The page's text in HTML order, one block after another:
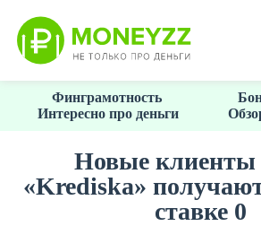
основному
КРЕДИТЫ
Финграмотность
Интересно про деньги
Новые
«Krediska»
ставке 0